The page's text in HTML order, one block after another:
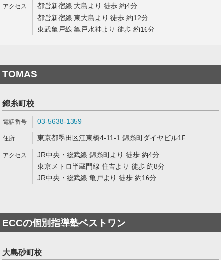
都営新宿線 大島より 徒歩 約4分
都営新宿線 東大島より 徒歩 約12分
東武亀戸線 亀戸水神より 徒歩 約16分
TOMAS
錦糸町校
03-5638-1359
東京都墨田区江東橋4-11-1 錦糸町ダイヤビル1F
JR中央・総武線 錦糸町より 徒歩 約4分
東京メトロ半蔵門線 住吉より 徒歩 約8分
JR中央・総武線 亀戸より 徒歩 約16分
ECCの個別指導塾ベストワン
大島砂町校